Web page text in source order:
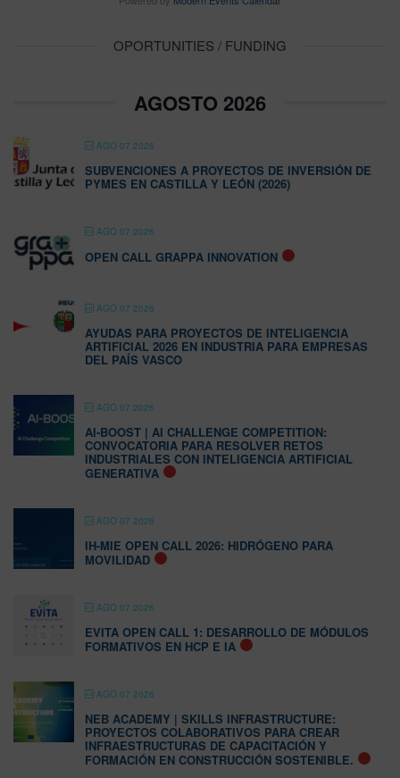
OPORTUNITIES / FUNDING
AGOSTO 2026
AGO 07 2026
SUBVENCIONES A PROYECTOS DE INVERSIÓN DE
PYMES EN CASTILLA Y LEÓN (2026)
AGO 07 2026
OPEN CALL GRAPPA INNOVATION
AGO 07 2026
AYUDAS PARA PROYECTOS DE INTELIGENCIA
ARTIFICIAL 2026 EN INDUSTRIA PARA EMPRESAS
DEL PAÍS VASCO
AGO 07 2026
AI-BOOST | AI CHALLENGE COMPETITION:
CONVOCATORIA PARA RESOLVER RETOS
INDUSTRIALES CON INTELIGENCIA ARTIFICIAL
GENERATIVA
AGO 07 2026
IH-MIE OPEN CALL 2026: HIDRÓGENO PARA
MOVILIDAD
AGO 07 2026
EVITA OPEN CALL 1: DESARROLLO DE MÓDULOS
FORMATIVOS EN HCP E IA
AGO 07 2026
NEB ACADEMY | SKILLS INFRASTRUCTURE:
PROYECTOS COLABORATIVOS PARA CREAR
INFRAESTRUCTURAS DE CAPACITACIÓN Y
FORMACIÓN EN CONSTRUCCIÓN SOSTENIBLE.